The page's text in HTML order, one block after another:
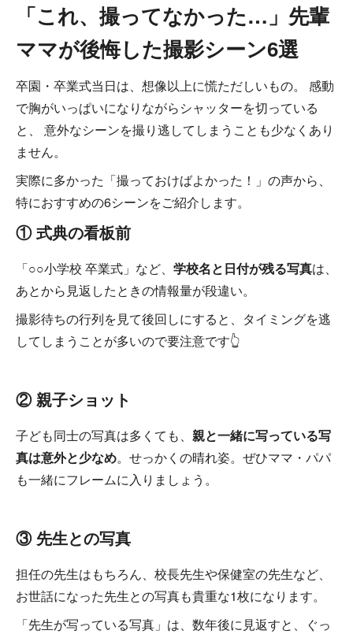
「これ、撮ってなかった…」先輩
ママが後悔した撮影シーン6選
卒園・卒業式当日は、想像以上に慌ただしいもの。 感動
で胸がいっぱいになりながらシャッターを切っている
と、 意外なシーンを撮り逃してしまうことも少なくあり
ません。
実際に多かった「撮っておけばよかった！」の声から、
特におすすめの6シーンをご紹介します。
① 式典の看板前
「○○小学校 卒業式」など、 学校名と日付が残る写真は、
あとから見返したときの情報量が段違い。
撮影待ちの行列を見て後回しにすると、タイミングを逃
してしまうことが多いので要注意です👆
② 親子ショット
子ども同士の写真は多くても、 親と一緒に写っている写
真は意外と少なめ。せっかくの晴れ姿。ぜひママ・パパ
も一緒にフレームに入りましょう。
③ 先生との写真
担任の先生はもちろん、校長先生や保健室の先生など、
お世話になった先生との写真も貴重な1枚になります。
「先生が写っている写真」は、数年後に見返すと、ぐっ